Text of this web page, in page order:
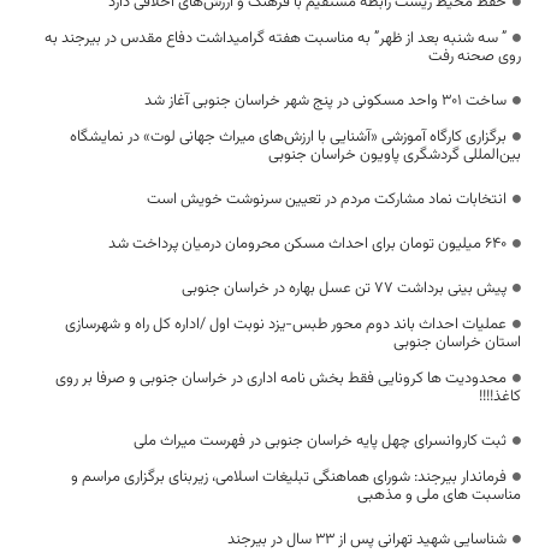
” سه شنبه بعد از ظهر” به مناسبت هفته گرامیداشت دفاع مقدس در بیرجند به
روی صحنه رفت
ساخت ۳۰۱ واحد مسکونی در پنج شهر خراسان جنوبی آغاز شد
برگزاری کارگاه آموزشی «آشنایی با ارزش‌های میراث جهانی لوت» در نمایشگاه
بین‌المللی گردشگری پاویون خراسان جنوبی
انتخابات نماد مشارکت مردم در تعیین سرنوشت خویش است
640 میلیون تومان برای احداث مسکن محرومان درمیان پرداخت شد
پیش بینی برداشت ۷۷ تن عسل بهاره در خراسان جنوبی
عملیات احداث باند دوم محور طبس-یزد نوبت اول /اداره کل راه و شهرسازی
استان خراسان جنوبی
محدودیت ها کرونایی فقط بخش نامه اداری در خراسان جنوبی و صرفا بر روی
کاغذ!!!!
ثبت کاروانسرای چهل پایه خراسان جنوبی در فهرست میراث ملی
فرماندار بیرجند: شورای هماهنگی تبلیغات اسلامی، زیربنای برگزاری مراسم و
مناسبت های ملی و مذهبی
شناسایی شهید تهرانی پس از 33 سال در بیرجند